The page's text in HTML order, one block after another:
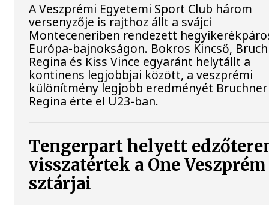
A Veszprémi Egyetemi Sport Club három
versenyzője is rajthoz állt a svájci
Monteceneriben rendezett
Európa-bajnokságon. Bokros Kincső,
Regina és Kiss Vince egyaránt helytállt a
kontinens legjobbjai között, a veszprémi
különítmény legjobb eredményét Bruchner
Regina érte el U23-ban.
Tengerpart helyett
visszatértek a One Veszprém
sztárjai